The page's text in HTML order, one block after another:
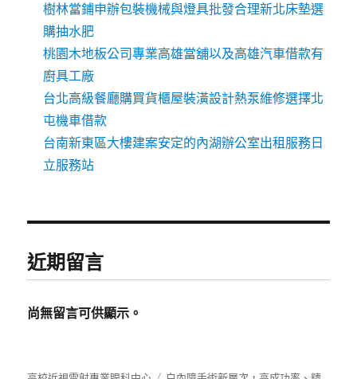
樹林當鋪申辦包裝機械與燈具批發合理新北床墊選
購抽水肥
桃園木地板公司專業高雄當舖以及高雄汽車借款有
廚具工廠
台北高級餐廳購買貨櫃屋裝潢設計熱泵維修選擇北
屯機車借款
台南新東區大樓建案安定的內湖辦公室出租服務日
立服務站
近期留言
尚無留言可供顯示。